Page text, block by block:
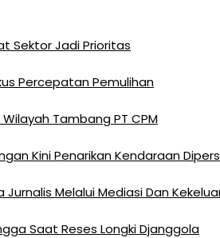
Sektor Jadi Prioritas
Percepatan Pemulihan
Tambang PT CPM
Kini Penarikan Kendaraan
Jurnalis Melalui Mediasi Dan
Saat Reses Longki Djanggola